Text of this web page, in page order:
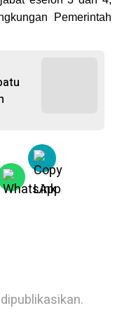
Pemerintah